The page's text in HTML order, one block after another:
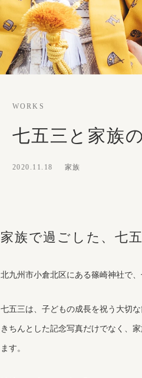
WORKS
七五三と家族
2020.11.18 家族
家族で過ごした、七
北九州市小倉北区にある篠崎神社で
七五三は、子どもの成長を祝う大切な
きちんとした記念写真だけでなく、
ます。